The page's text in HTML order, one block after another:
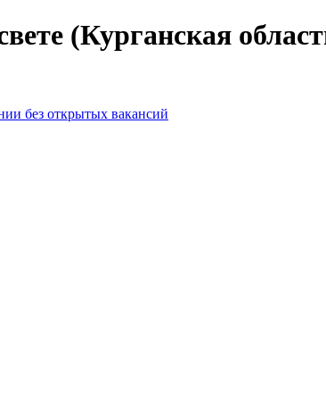
(Курганская
без открытых вакансий